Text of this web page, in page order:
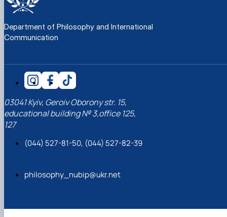
Department of Philosophy and International
Communication
03041 Kyiv, Geroiv Oborony str. 15,
educational building № 3,office 125,
127
(044) 527-81-50, (044) 527-82-39
philosophy_nubip@ukr.net